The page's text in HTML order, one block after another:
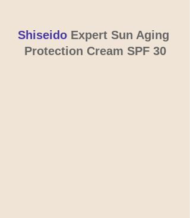
Shiseido Expert Sun Aging
Protection Cream SPF 30